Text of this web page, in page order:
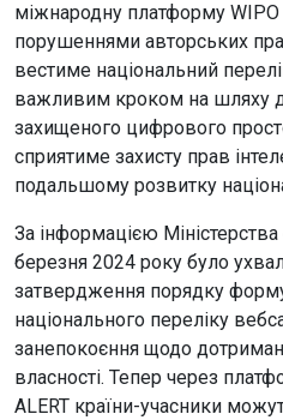
міжнародну платформу WIPO
порушеннями авторських
вестиме національний
важливим кроком на шляху
захищеного цифрового
сприятиме захисту прав
подальшому розвитку
За інформацією
березня 2024 року було
затвердження порядку
національного переліку
занепокоєння щодо
власності. Тепер через
ALERT країни-учасники